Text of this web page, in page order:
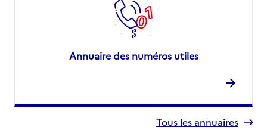
Annuaire des numéros utiles
Tous les annuaires